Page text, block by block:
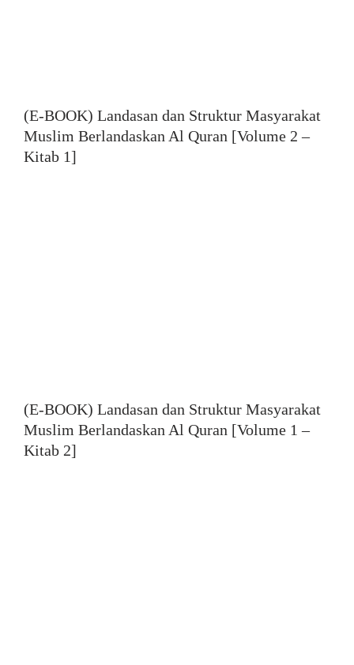
(E-BOOK) Landasan dan Struktur Masyarakat
Muslim Berlandaskan Al Quran [Volume 2 –
Kitab 1]
(E-BOOK) Landasan dan Struktur Masyarakat
Muslim Berlandaskan Al Quran [Volume 1 –
Kitab 2]